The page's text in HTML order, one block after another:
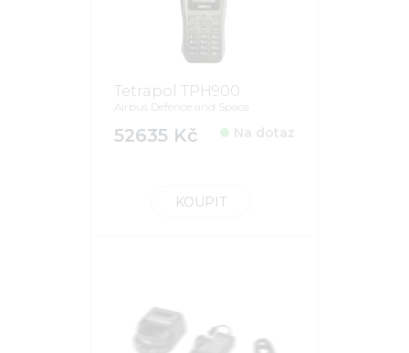
Tetrapol TPH900
Airbus Defence and Space
52635 Kč Na dotaz
KOUPIT